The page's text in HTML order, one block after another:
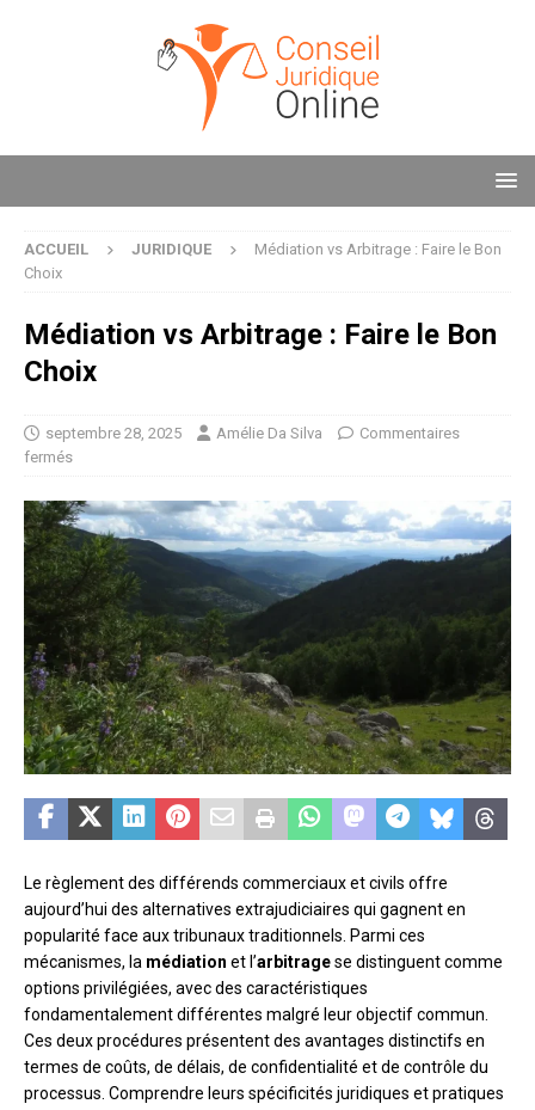
ACCUEIL JURIDIQUE
Médiation vs Arbitrage : Faire le Bon
Choix
Médiation vs Arbitrage : Faire le Bon
Choix
septembre 28, 2025 Amélie Da Silva
Commentaires
fermés
Le règlement des différends commerciaux et civils offre
aujourd’hui des alternatives extrajudiciaires qui gagnent en
popularité face aux tribunaux traditionnels. Parmi ces
mécanismes, la médiation et l’arbitragese distinguent comme
options privilégiées, avec des caractéristiques
fondamentalement différentes malgré leur objectif commun.
Ces deux procédures présentent des avantages distinctifs en
termes de coûts, de délais, de confidentialité et de contrôle du
processus. Comprendre leurs spécificités juridiques et pratiques